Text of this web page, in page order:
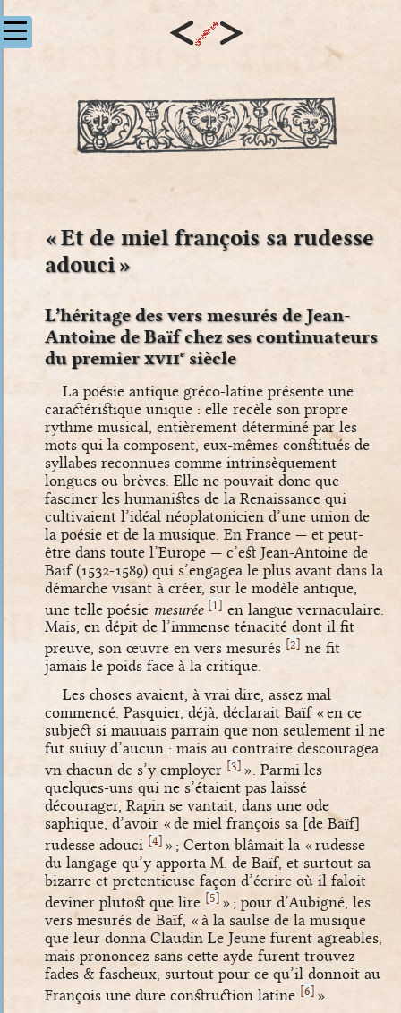
« Et de miel françois sa rudesse
adouci »
L’héritage des vers mesurés de Jean-
Antoine de Baïf chez ses continuateurs
du premierxviiesiècle
La poésie antique gréco-latine présente une
caractéristique unique : elle recèle son propre
rythme musical, entièrement déterminé par les
mots qui la composent, eux-mêmes constitués de
syllabes reconnues comme intrinsèquement
longues ou brèves. Elle ne pouvait donc que
fasciner les humanistes de la Renaissance qui
cultivaient l’idéal néoplatonicien d’une union de
la poésie et de la musique. En France — et peut-
être dans toute l’Europe — c’est Jean-Antoine de
Baïf (1532-1589) qui s’engagea le plus avant dans la
démarche visant à créer, sur le modèle antique,
une telle poésie mesurée [1] en langue vernaculaire.
Mais, en dépit de l’immense ténacité dont il fit
preuve, son œuvre en vers mesurés [2] ne fit
jamais le poids face à la critique.
Les choses avaient, à vrai dire, assez mal
commencé. Pasquier, déjà, déclarait Baïf « en ce
subject si mauuais parrain que non seulement il ne
fut suiuy d’aucun : mais au contraire descouragea
vn chacun de s’y employer [3] ». Parmi les
quelques-uns qui ne s’étaient pas laissé
décourager, Rapin se vantait, dans une ode
saphique, d’avoir « de miel françois sa [de Baïf]
rudesse adouci [4] » ; Certon blâmait la « rudesse
du langage qu’y apporta M. de Baïf, et surtout sa
bizarre et pretentieuse façon d’écrire où il faloit
deviner plutost que lire [5] » ; pour d’Aubigné, les
vers mesurés de Baïf, « à la saulse de la musique
que leur donna Claudin Le Jeune furent agreables,
mais prononcez sans cette ayde furent trouvez
fades & fascheux, surtout pour ce qu’il donnoit au
François une dure construction latine [6] ».